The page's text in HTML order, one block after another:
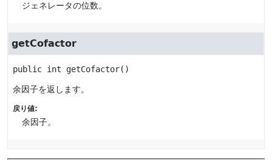
ジェネレータの位数。
getCofactor
public int getCofactor()
余因子を返します。
戻り値:
余因子。